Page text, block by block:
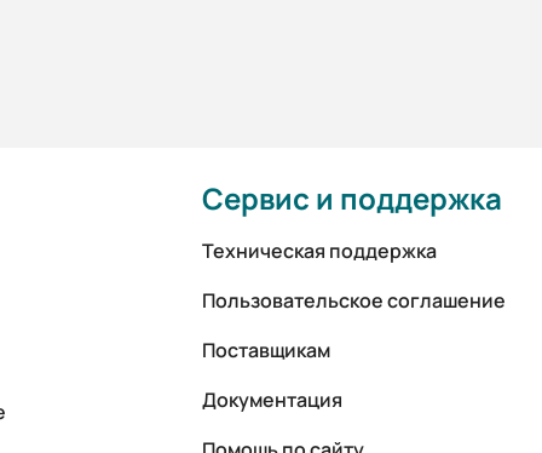
Сервис и поддержка
Техническая поддержка
Пользовательское соглашение
Поставщикам
Документация